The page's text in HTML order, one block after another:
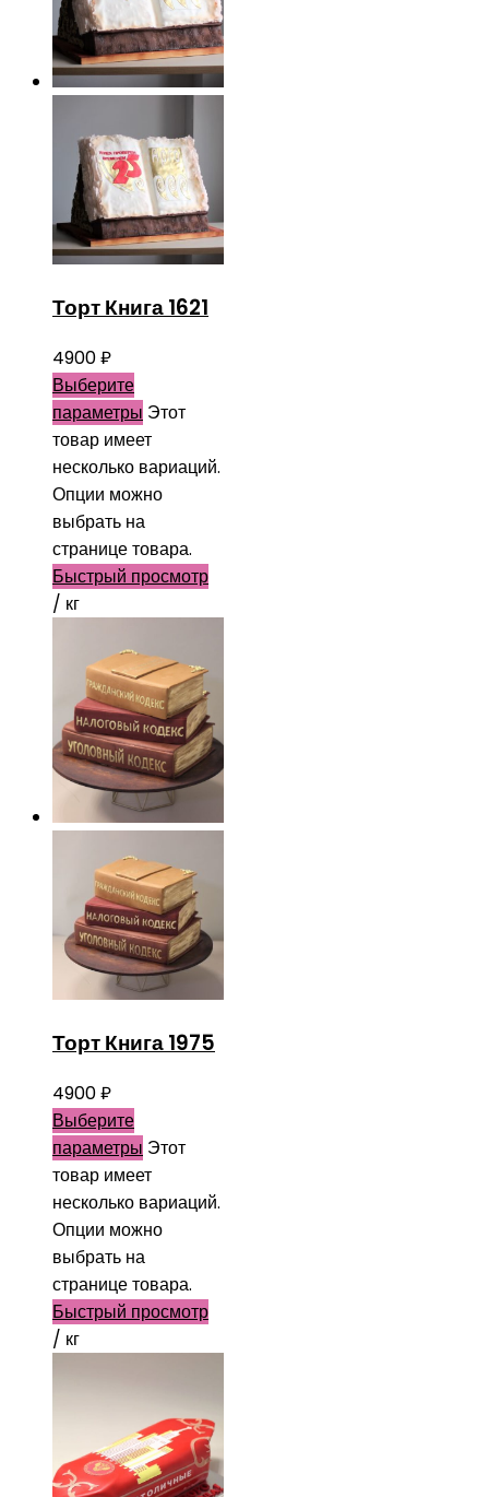
Торт Книга 1621
4900₽
Выберите
параметры Этот
товар имеет
несколько вариаций.
Опции можно
выбрать на
странице товара.
Быстрый просмотр
/ кг
Торт Книга 1975
4900₽
Выберите
параметры Этот
товар имеет
несколько вариаций.
Опции можно
выбрать на
странице товара.
Быстрый просмотр
/ кг